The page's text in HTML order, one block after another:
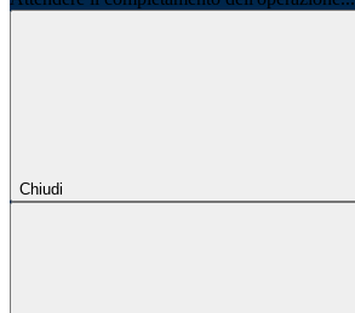
Chiudi